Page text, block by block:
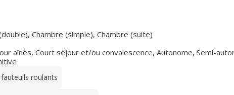
, Chambre (simple), Chambre (suite)
aînés, Court séjour et/ou convalescence, Autonome, Semi-
roulants